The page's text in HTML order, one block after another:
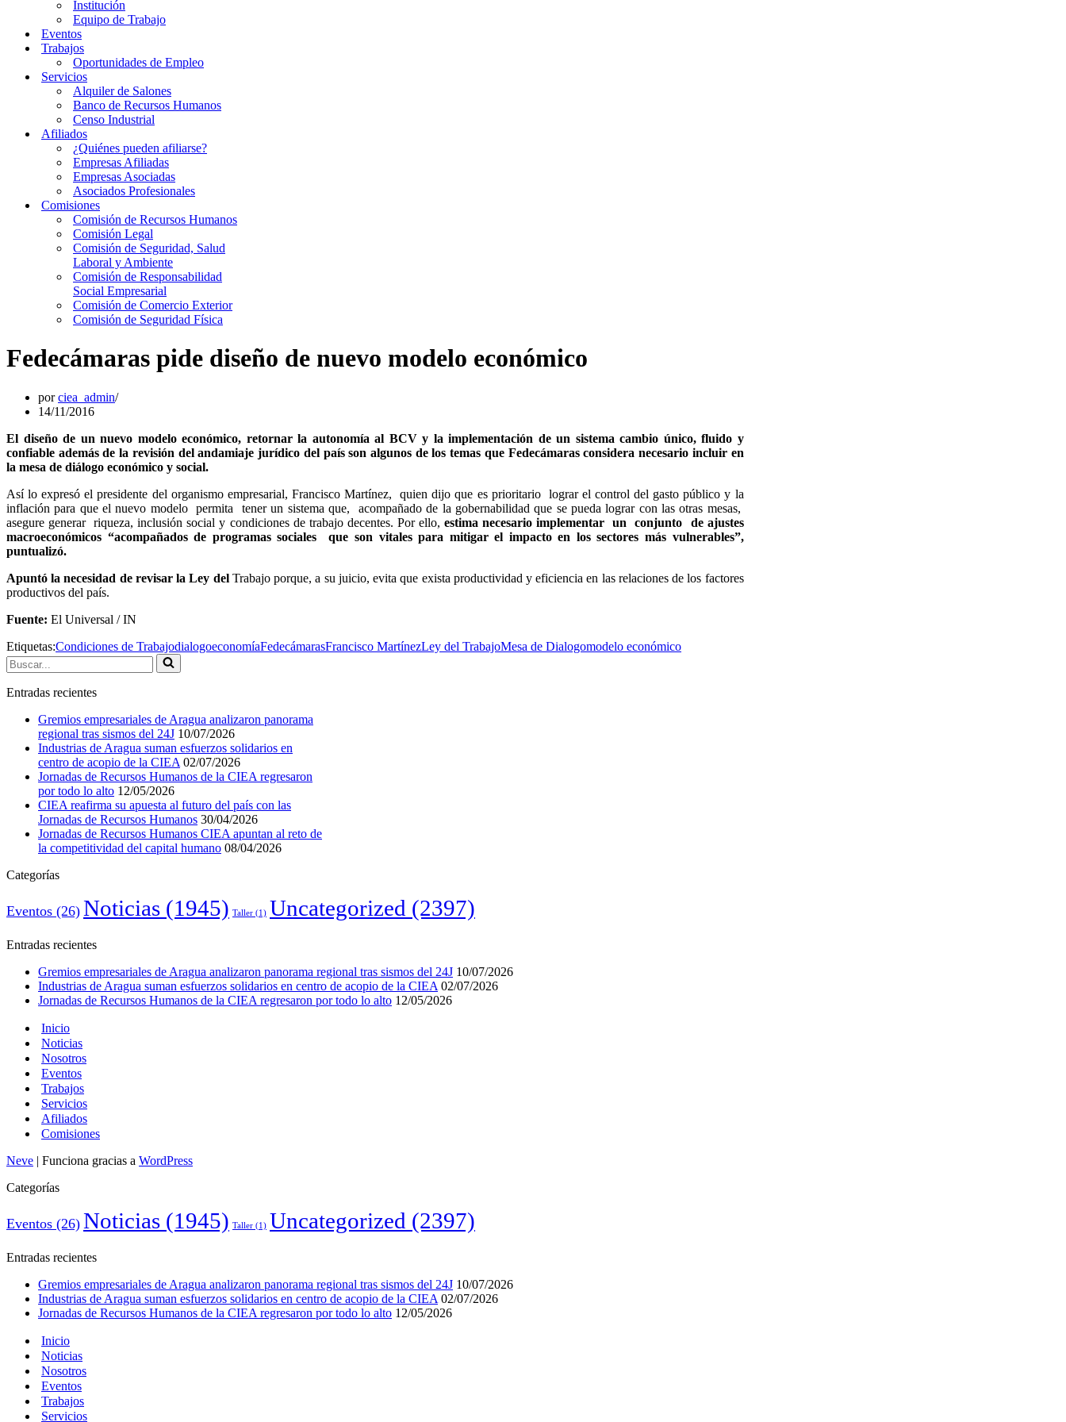
Institución
Equipo de Trabajo
Eventos
Trabajos
Oportunidades de Empleo
Servicios
Alquiler de Salones
Banco de Recursos Humanos
Censo Industrial
Afiliados
¿Quiénes pueden afiliarse?
Empresas Afiliadas
Empresas Asociadas
Asociados Profesionales
Comisiones
Comisión de Recursos Humanos
Comisión Legal
Comisión de Seguridad, Salud
Laboral y Ambiente
Comisión de Responsabilidad
Social Empresarial
Comisión de Comercio Exterior
Comisión de Seguridad Física
Fedecámaras pide diseño de nuevo modelo económico
porciea_admin
14/11/2016
El diseño de un nuevo modelo económico, retornar la autonomía al BCV y la implementación de un sistema cambio único, fluido y
confiable además de la revisión del andamiaje jurídico del país son algunos de los temas que Fedecámaras considera necesario incluir en
la mesa de diálogo económico y social.
Así lo expresó el presidente del organismo empresarial, Francisco Martínez, quien dijo que es prioritario lograr el control del gasto público y la
inflación para que el nuevo modelo permita tener un sistema que, acompañado de la gobernabilidad que se pueda lograr con las otras mesas,
asegure generar riqueza, inclusión social y condiciones de trabajo decentes. Por ello, estima necesario implementar un conjunto de ajustes
macroeconómicos “acompañados de programas sociales que son vitales para mitigar el impacto en los sectores más vulnerables”,
puntualizó.
Apuntó la necesidad de revisar la Ley del Trabajo porque, a su juicio, evita que exista productividad y eficiencia en las relaciones de los factores
productivos del país.
Fuente: El Universal / IN
Etiquetas:Condiciones de TrabajodialogoeconomíaFedecámarasFrancisco MartínezLey del TrabajoMesa de Dialogomodelo económico
Buscar...
Entradas recientes
Gremios empresariales de Aragua analizaron panorama
regional tras sismos del 24J 10/07/2026
Industrias de Aragua suman esfuerzos solidarios en
centro de acopio de la CIEA 02/07/2026
Jornadas de Recursos Humanos de la CIEA regresaron
por todo lo alto 12/05/2026
CIEA reafirma su apuesta al futuro del país con las
Jornadas de Recursos Humanos 30/04/2026
Jornadas de Recursos Humanos CIEA apuntan al reto de
la competitividad del capital humano 08/04/2026
Categorías
Eventos (26) Noticias (1945) Taller (1) Uncategorized (2397)
Entradas recientes
Gremios empresariales de Aragua analizaron panorama regional tras sismos del 24J 10/07/2026
Industrias de Aragua suman esfuerzos solidarios en centro de acopio de la CIEA 02/07/2026
Jornadas de Recursos Humanos de la CIEA regresaron por todo lo alto 12/05/2026
Inicio
Noticias
Nosotros
Eventos
Trabajos
Servicios
Afiliados
Comisiones
Neve | Funciona gracias a WordPress
Categorías
Eventos (26) Noticias (1945) Taller (1) Uncategorized (2397)
Entradas recientes
Gremios empresariales de Aragua analizaron panorama regional tras sismos del 24J 10/07/2026
Industrias de Aragua suman esfuerzos solidarios en centro de acopio de la CIEA 02/07/2026
Jornadas de Recursos Humanos de la CIEA regresaron por todo lo alto 12/05/2026
Inicio
Noticias
Nosotros
Eventos
Trabajos
Servicios